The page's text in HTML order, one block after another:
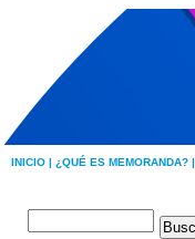
INICIO | ¿QUÉ ES MEMORANDA? |